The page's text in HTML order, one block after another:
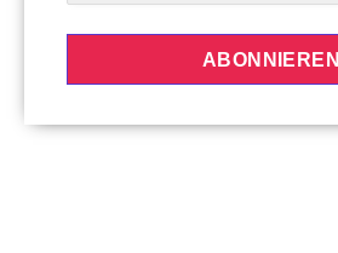
-
ABONNIEREN